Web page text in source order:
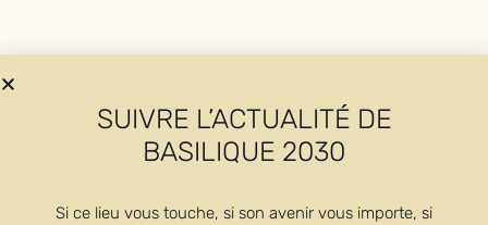
SUIVRE L’ACTUALITÉ DE
BASILIQUE 2030
Si ce lieu vous touche, si son avenir vous importe, si